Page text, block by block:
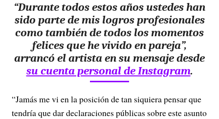
“Durante todos estos años ustedes han
sido parte de mis logros profesionales
como también de todos los momentos
felices que he vivido en pareja”,
arrancó el artista en su mensaje desde
su cuenta personal de Instagram.
“Jamás me vi en la posición de tan siquiera pensar que
tendría que dar declaraciones públicas sobre este asunto